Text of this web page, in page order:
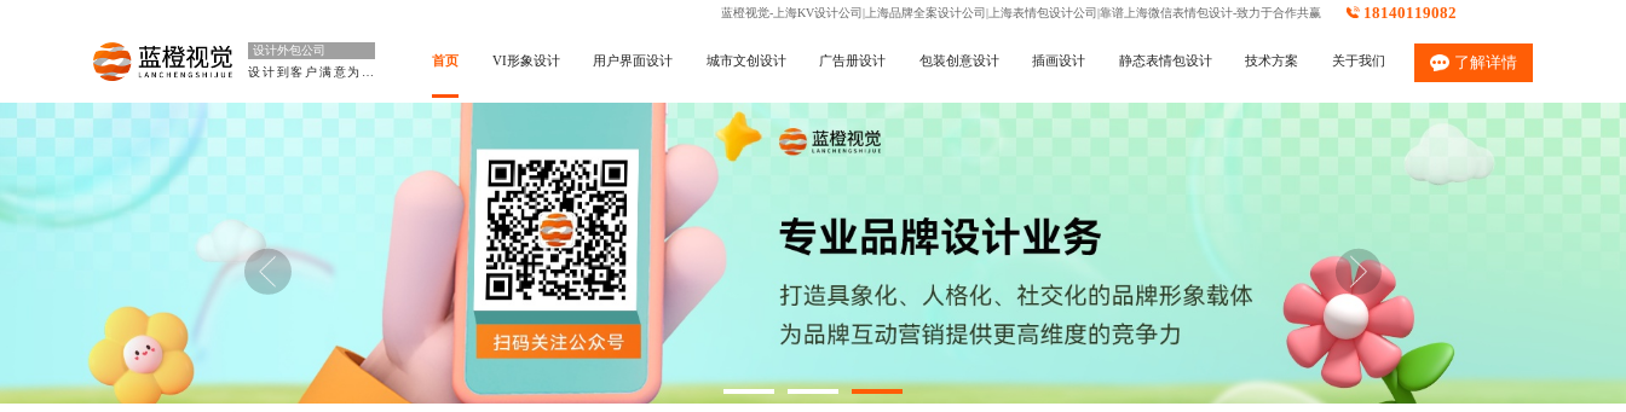
蓝橙视觉-上海KV设计公司|上海品牌全案设计公司|上海表情包设计公司|靠谱上海微信表情包设计-致力于合作共赢 18140119082
设计外包公司
首页 VI形象设计 用户界面设计 城市文创设计 广告册设计 包装创意设计 插画设计 静态表情包设计 技术方案 关于我们 了解详情